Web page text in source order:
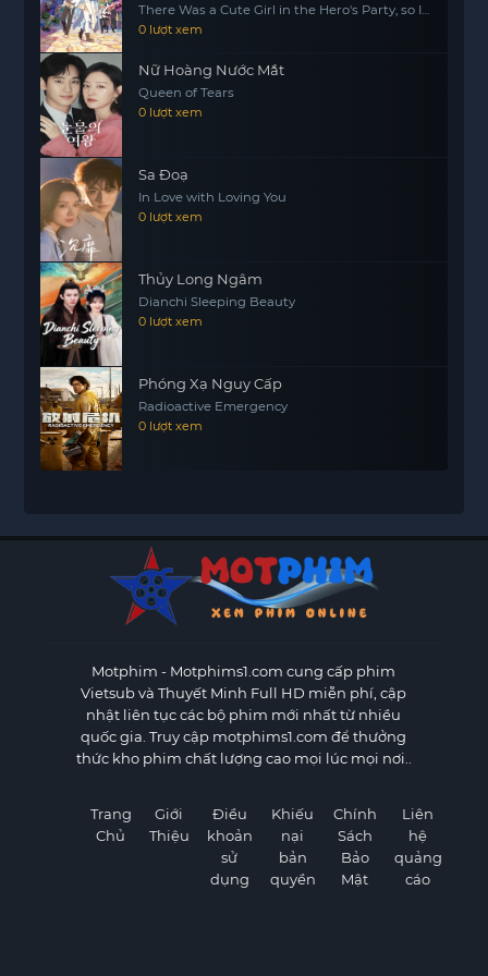
There Was a Cute Girl in the Hero's Party, so I
Tried Confessing to Her
0 lượt xem
Nữ Hoàng Nước Mắt
Queen of Tears
0 lượt xem
Sa Đoạ
In Love with Loving You
0 lượt xem
Thủy Long Ngâm
Dianchi Sleeping Beauty
0 lượt xem
Phóng Xạ Nguy Cấp
Radioactive Emergency
0 lượt xem
Motphim - Motphims1.com cung cấp phim
Vietsub và Thuyết Minh Full HD miễn phí, cập
nhật liên tục các bộ phim mới nhất từ nhiều
quốc gia. Truy cập motphims1.com để thưởng
thức kho phim chất lượng cao mọi lúc mọi nơi..
Trang
Chủ
Giới
Thiệu
Điều
khoản
sử
dụng
Khiếu
nại
bản
quyền
Chính
Sách
Bảo
Mật
Liên
hệ
quảng
cáo